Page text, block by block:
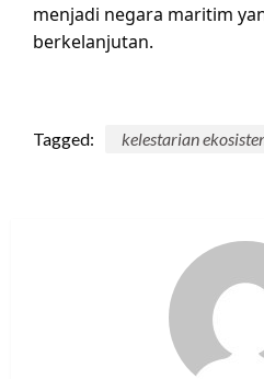
menjadi negara maritim
berkelanjutan.
Tagged: kelestarian